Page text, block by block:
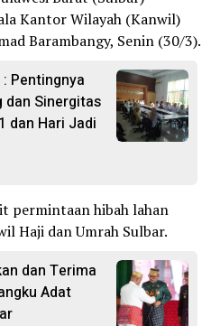
Kantor Wilayah (Kanwil)
Barambangy, Senin (30/3).
Pentingnya
dan Sinergitas
dan Hari Jadi
permintaan hibah lahan
Haji dan Umrah Sulbar.
dan Terima
Adat